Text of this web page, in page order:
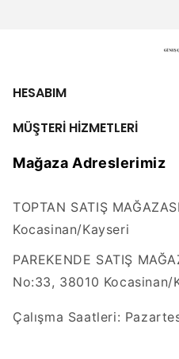
HESABIM
MÜŞTERİ HİZMETLERİ
Mağaza Adreslerimiz
TOPTAN SATIŞ
Kocasinan/Kayseri
PAREKENDE SATIŞ
No:33, 38010 Kocasinan/
Çalışma Saatleri: